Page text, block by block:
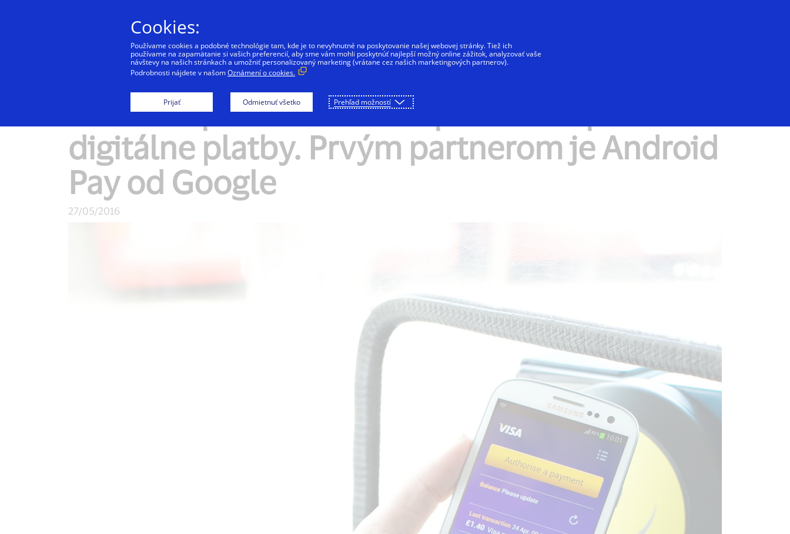
Individuálni klienti Firmy Fintech
Visa Europe uvádza novú platformu pre
digitálne platby. Prvým partnerom je Android
Pay od Google
27/05/2016
Cookies:
Používame cookies a podobné technológie tam, kde je to nevyhnutné na poskytovanie našej webovej stránky. Tiež ich
používame na zapamätanie si vašich preferencií, aby sme vám mohli poskytnúť najlepší možný online zážitok, analyzovať vaše
návštevy na našich stránkach a umožniť personalizovaný marketing (vrátane cez našich marketingových partnerov).
Podrobnosti nájdete v našomOznámení o cookies.
Prijať Odmietnuť všetko Prehľad možností